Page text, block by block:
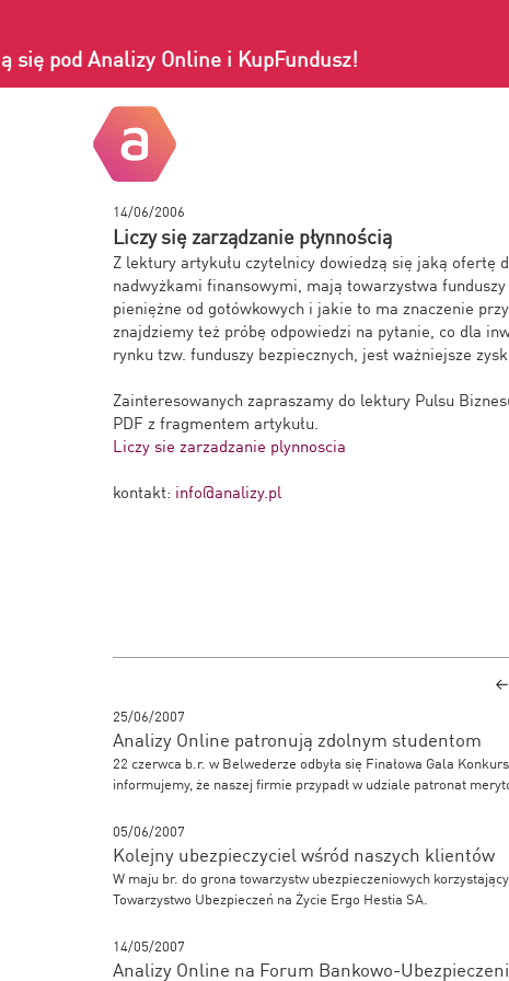
się pod Analizy Online i KupFundusz!
14/06/2006
Liczy się zarządzanie płynnością
Z lektury artykułu czytelnicy dowiedzą się jaką ofertę
nadwyżkami finansowymi, mają towarzystwa
pieniężne od gotówkowych i jakie to ma znaczenie
znajdziemy też próbę odpowiedzi na pytanie, co dla
rynku tzw. funduszy bezpiecznych, jest ważniejsze
Zainteresowanych zapraszamy do lektury Pulsu
PDF z fragmentem artykułu.
Liczy sie zarzadzanie plynnoscia
kontakt: info@analizy.pl
25/06/2007
Analizy Online patronują zdolnym studentom
22 czerwca b.r. w Belwederze odbyła się Finałowa Gala
informujemy, że naszej firmie przypadł w udziale patronat
05/06/2007
Kolejny ubezpieczyciel wśród naszych klientów
W maju br. do grona towarzystw ubezpieczeniowych
Towarzystwo Ubezpieczeń na Życie Ergo Hestia SA.
14/05/2007
Analizy Online na Forum Bankowo-